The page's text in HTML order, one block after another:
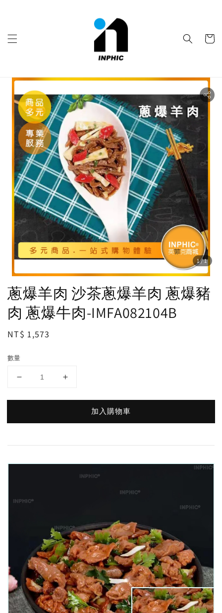
1/1
蔥爆羊肉 沙茶蔥爆羊肉 蔥爆豬
肉 蔥爆牛肉-IMFA082104B
Regular
NT$ 1,573
數量
加入購物車